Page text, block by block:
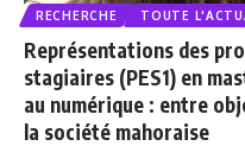
RECHERCHE TOUTE
Représentations des
stagiaires (PES1) en
au numérique : entre
la société mahoraise